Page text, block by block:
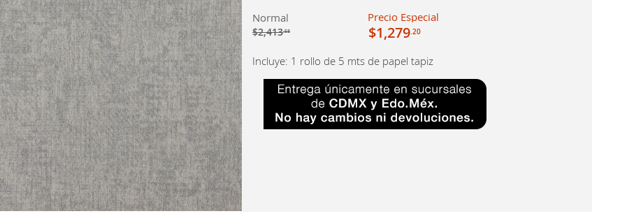
Normal
$2,413.58
Precio Especial
$1,279 .20
Incluye: 1 rollo de 5 mts de papel tapiz